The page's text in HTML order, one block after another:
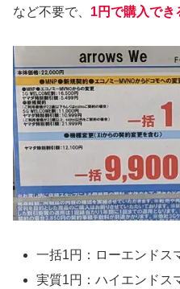
など不要で、 1円で購入でき
一括1円：ローエンドス
実質1円：ハイエンドス